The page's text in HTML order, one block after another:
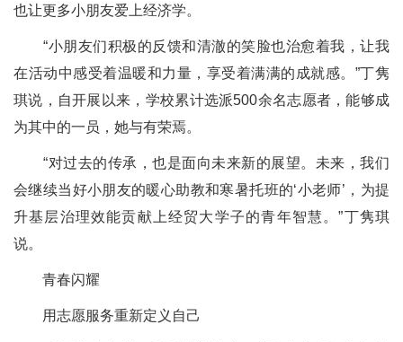
也让更多小朋友爱上经济学。
“小朋友们积极的反馈和清澈的笑脸也治愈着我，让我
在活动中感受着温暖和力量，享受着满满的成就感。”丁隽
琪说，自开展以来，学校累计选派500余名志愿者，能够成
为其中的一员，她与有荣焉。
“对过去的传承，也是面向未来新的展望。未来，我们
会继续当好小朋友的暖心助教和寒暑托班的‘小老师’，为提
升基层治理效能贡献上经贸大学子的青年智慧。”丁隽琪
说。
青春闪耀
用志愿服务重新定义自己